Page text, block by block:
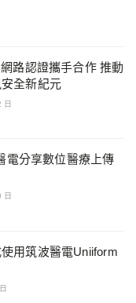
路認證攜手合作 推動
全新紀元
日
電分享數位醫療上傳
日
用筑波醫電Uniiform